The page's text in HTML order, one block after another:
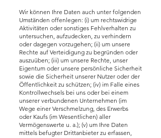
Wir können Ihre Daten auch unter folgenden
Umständen offenlegen: (i) um rechtswidrige
Aktivitäten oder sonstiges Fehlverhalten zu
untersuchen, aufzudecken, zu verhindern
oder dagegen vorzugehen; (ii) um unsere
Rechte auf Verteidigung zu begründen oder
auszuüben; (iii) um unsere Rechte, unser
Eigentum oder unsere persönliche Sicherheit
sowie die Sicherheit unserer Nutzer oder der
Öffentlichkeit zu schützen; (iv) im Falle eines
Kontrollwechsels bei uns oder bei einem
unserer verbundenen Unternehmen (im
Wege einer Verschmelzung, des Erwerbs
oder Kaufs (im Wesentlichen) aller
Vermögenswerte u. a.); (v) um Ihre Daten
mittels befugter Drittanbieter zu erfassen,